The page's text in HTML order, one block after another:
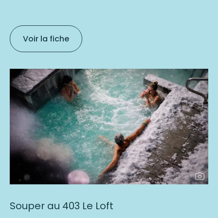
Voir la fiche
Souper au 403 Le Loft